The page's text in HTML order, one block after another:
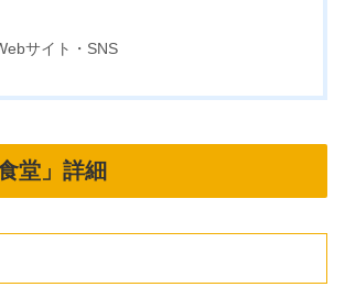
サイト・SNS
堂」詳細